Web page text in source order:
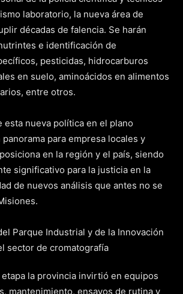
laboratorio, la nueva área de
décadas de falencia. Se harán
e identificación de
pesticidas, hidrocarburos
en suelo, aminoácidos en alimentos
entre otros.
esta nueva política en el plano
para empresa locales y
en la región y el país, siendo
significativo para la justicia en la
de nuevos análisis que antes no se
etapa la provincia invirtió en equipos
mantenimiento, ensayos de rutina y